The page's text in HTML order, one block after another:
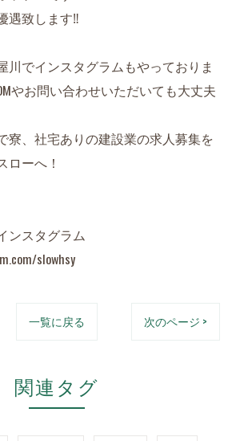
遇致します‼︎
川でインスタグラムもやっておりま
やお問い合わせいただいても大丈夫
寮、社宅ありの建設業の求人募集を
ローへ！
スタグラム
slowhsy
一覧に戻る 次のページ >
関連タグ